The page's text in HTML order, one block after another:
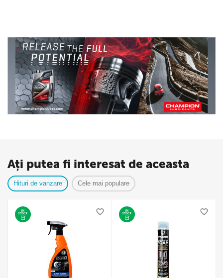
Ați putea fi interesat de aceasta
Hituri de vanzare Cele mai populare